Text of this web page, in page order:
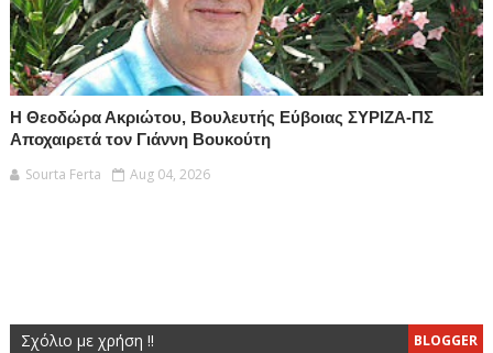
Η Θεοδώρα Ακριώτου, Βουλευτής Εύβοιας ΣΥΡΙΖΑ-ΠΣ
Αποχαιρετά τον Γιάννη Βουκούτη
Sourta Ferta
Aug 04, 2026
BLOGGER
Σχόλιο με χρήση !!